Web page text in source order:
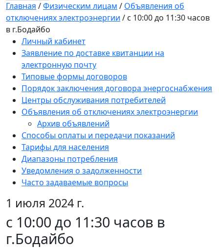
Главная /Физическим лицам / Объявления об
отключениях электроэнергии / с 10:00 до 11:30 часов
в г.Бодайбо
Личный кабинет
Заявление по доставке квитанции на
электронную почту
Типовые формы договоров
Порядок заключения договора энергоснабжения
Центры обслуживания потребителей
Объявления об отключениях электроэнергии
Архив объявлений
Способы оплаты и передачи показаний
Тарифы для населения
Диапазоны потребления
Уведомления о задолженности
Часто задаваемые вопросы
1 июля 2024 г.
с 10:00 до 11:30 часов в
г.Бодайбо